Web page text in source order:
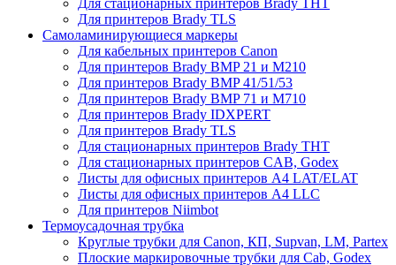
Для стационарных принтеров Brady THT
Для принтеров Brady TLS
Самоламинирующиеся маркеры
Для кабельных принтеров Canon
Для принтеров Brady BMP 21 и M210
Для принтеров Brady BMP 41/51/53
Для принтеров Brady BMP 71 и M710
Для принтеров Brady IDXPERT
Для принтеров Brady TLS
Для стационарных принтеров Brady THT
Для стационарных принтеров CAB, Godex
Листы для офисных принтеров А4 LAT/ELAT
Листы для офисных принтеров А4 LLC
Для принтеров Niimbot
Термоусадочная трубка
Круглые трубки для Canon, КП, Supvan, LM, Partex
Плоские маркировочные трубки для Cab, Godex